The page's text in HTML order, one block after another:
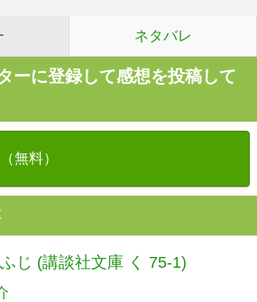
ネタバレ
ーに登録して感想を投稿して
無料）
じ (講談社文庫 く 75-1)